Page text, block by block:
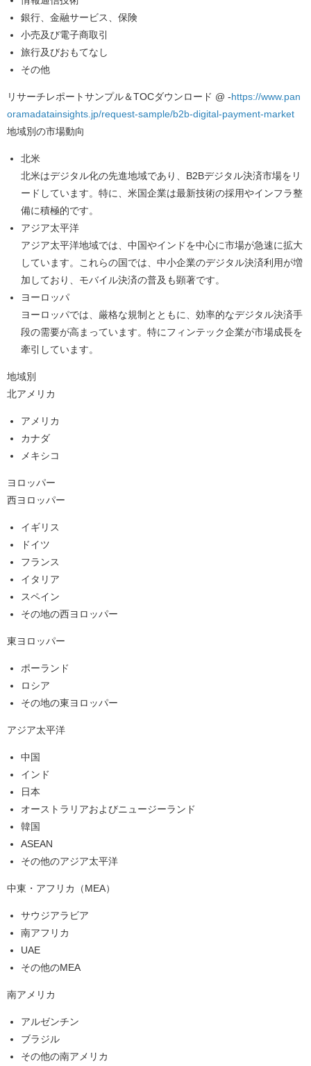
銀行、金融サービス、保険
小売及び電子商取引
旅行及びおもてなし
その他
リサーチレポートサンプル＆TOCダウンロード @ -https://www.pan
oramadatainsights.jp/request-sample/b2b-digital-payment-market
地域別の市場動向
北米
北米はデジタル化の先進地域であり、B2Bデジタル決済市場をリ
ードしています。特に、米国企業は最新技術の採用やインフラ整
備に積極的です。
アジア太平洋
アジア太平洋地域では、中国やインドを中心に市場が急速に拡大
しています。これらの国では、中小企業のデジタル決済利用が増
加しており、モバイル決済の普及も顕著です。
ヨーロッパ
ヨーロッパでは、厳格な規制とともに、効率的なデジタル決済手
段の需要が高まっています。特にフィンテック企業が市場成長を
牽引しています。
地域別
北アメリカ
アメリカ
カナダ
メキシコ
ヨロッパー
西ヨロッパー
イギリス
ドイツ
フランス
イタリア
スペイン
その地の西ヨロッパー
東ヨロッパー
ポーランド
ロシア
その地の東ヨロッパー
アジア太平洋
中国
インド
日本
オーストラリアおよびニュージーランド
韓国
ASEAN
その他のアジア太平洋
中東・アフリカ（MEA）
サウジアラビア
南アフリカ
UAE
その他のMEA
南アメリカ
アルゼンチン
ブラジル
その他の南アメリカ